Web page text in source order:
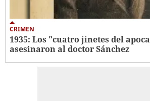
CRIMEN
1935: Los "cuatro jinetes del
asesinaron al doctor Sánchez